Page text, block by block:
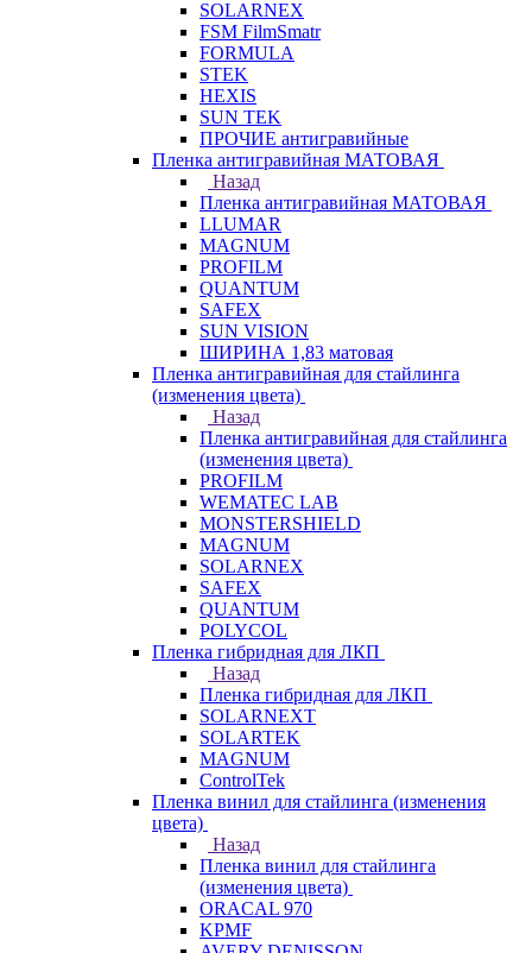
SOLARNEX
FSM FilmSmatr
FORMULA
STEK
HEXIS
SUN TEK
ПРОЧИЕ антигравийные
Пленка антигравийная МАТОВАЯ
Назад
Пленка антигравийная МАТОВАЯ
LLUMAR
MAGNUM
PROFILM
QUANTUM
SAFEX
SUN VISION
ШИРИНА 1,83 матовая
Пленка антигравийная для стайлинга
(изменения цвета)
Назад
Пленка антигравийная для стайлинга
(изменения цвета)
PROFILM
WEMATEC LAB
MONSTERSHIELD
MAGNUM
SOLARNEX
SAFEX
QUANTUM
POLYCOL
Пленка гибридная для ЛКП
Назад
Пленка гибридная для ЛКП
SOLARNEXT
SOLARTEK
MAGNUM
ControlTek
Пленка винил для стайлинга (изменения
цвета)
Назад
Пленка винил для стайлинга
(изменения цвета)
ORACAL 970
KPMF